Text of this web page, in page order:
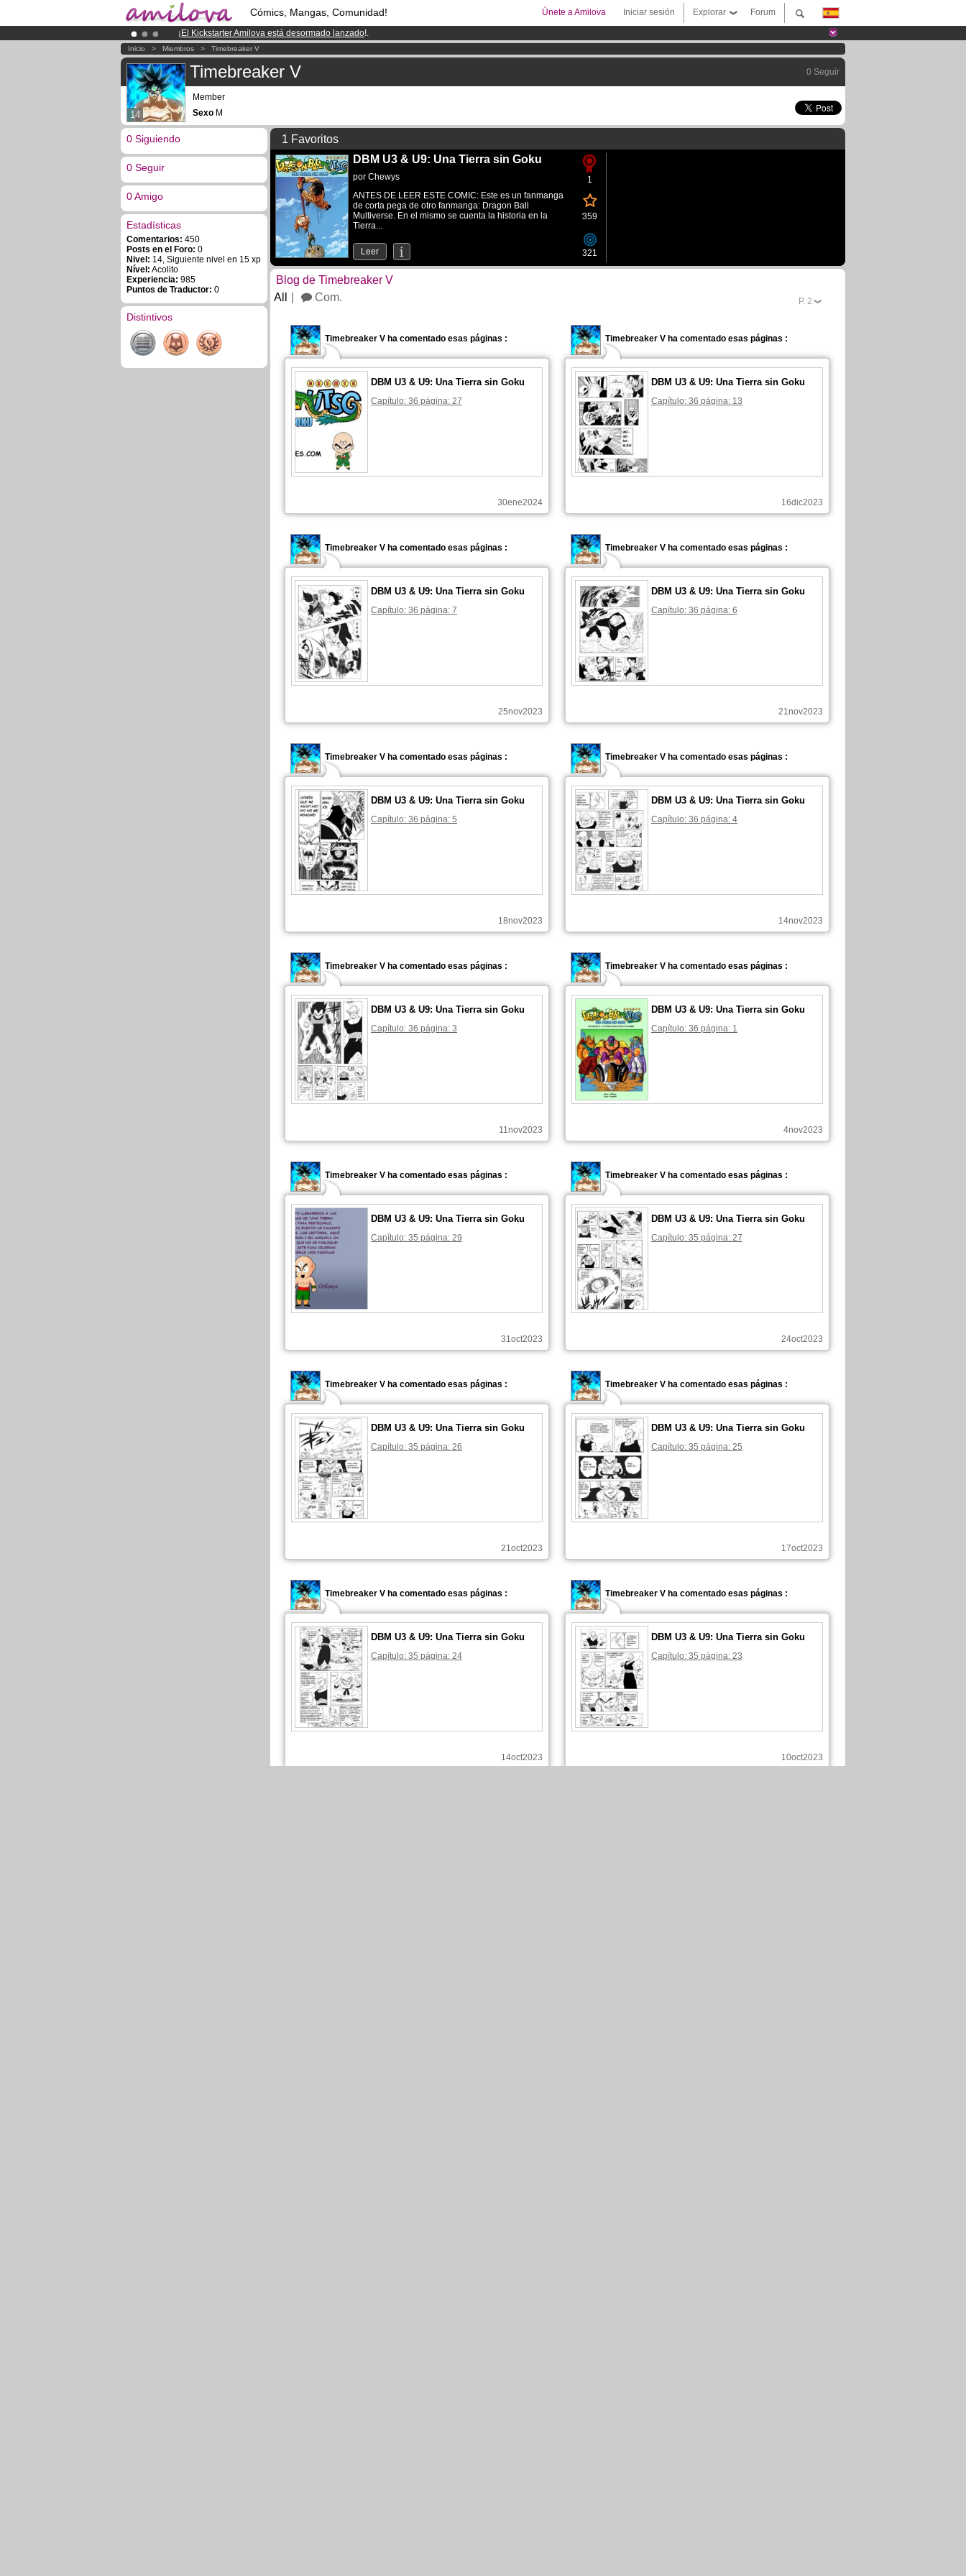
Cómics, Mangas, Comunidad! Forum
Explorar
Iniciar sesión
Únete a Amilova
¡ El Kickstarter Amilova está desormado lanzado!.
¡Ya tenemos 100000miembrosy 1000Cómics y Mangas!.
¡Conviertete en Premium por3.95 eurosal mes!Hazte Premium ya
Inicio > Miembros > Timebreaker V
0 Seguir
14
Timebreaker V
Member
Sexo M
0 Siguiendo
0 Seguir
0 Amigo
Estadísticas
Comentarios: 450
Posts en el Foro: 0
Nivel: 14, Siguiente nivel en 15 xp
Nível: Acolito
Experiencia: 985
Puntos de Traductor: 0
Distintivos
1 Favoritos
1
359
321
DBM U3 & U9: Una Tierra sin Goku
por Chewys
ANTES DE LEER ESTE COMIC: Este es un fanmanga
de corta pega de otro fanmanga: Dragon Ball
Multiverse. En el mismo se cuenta la historia en la
Tierra...
Leer
Blog de Timebreaker V
P. 2
All Com.
Timebreaker V ha comentado esas páginas :
DBM U3 & U9: Una Tierra sin Goku
Capítulo: 36 página: 27
30ene2024
Timebreaker V ha comentado esas páginas :
DBM U3 & U9: Una Tierra sin Goku
Capítulo: 36 página: 13
16dic2023
Timebreaker V ha comentado esas páginas :
DBM U3 & U9: Una Tierra sin Goku
Capítulo: 36 página: 7
25nov2023
Timebreaker V ha comentado esas páginas :
DBM U3 & U9: Una Tierra sin Goku
Capítulo: 36 página: 6
21nov2023
Timebreaker V ha comentado esas páginas :
DBM U3 & U9: Una Tierra sin Goku
Capítulo: 36 página: 5
18nov2023
Timebreaker V ha comentado esas páginas :
DBM U3 & U9: Una Tierra sin Goku
Capítulo: 36 página: 4
14nov2023
Timebreaker V ha comentado esas páginas :
DBM U3 & U9: Una Tierra sin Goku
Capítulo: 36 página: 3
11nov2023
Timebreaker V ha comentado esas páginas :
DBM U3 & U9: Una Tierra sin Goku
Capítulo: 36 página: 1
4nov2023
Timebreaker V ha comentado esas páginas :
DBM U3 & U9: Una Tierra sin Goku
Capítulo: 35 página: 29
31oct2023
Timebreaker V ha comentado esas páginas :
DBM U3 & U9: Una Tierra sin Goku
Capítulo: 35 página: 27
24oct2023
Timebreaker V ha comentado esas páginas :
DBM U3 & U9: Una Tierra sin Goku
Capítulo: 35 página: 26
21oct2023
Timebreaker V ha comentado esas páginas :
DBM U3 & U9: Una Tierra sin Goku
Capítulo: 35 página: 25
17oct2023
Timebreaker V ha comentado esas páginas :
DBM U3 & U9: Una Tierra sin Goku
Capítulo: 35 página: 24
14oct2023
Timebreaker V ha comentado esas páginas :
DBM U3 & U9: Una Tierra sin Goku
Capítulo: 35 página: 23
10oct2023